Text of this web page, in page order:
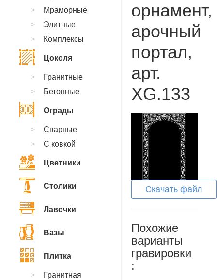
орнамент,
арочный
портал,
арт.
XG.133
Скачать файл
Похожие
варианты
гравировки
:
Мраморные
Элитные
Комплексы
Цоколя
Гранитные
Бетонные
Ограды
Сварные
С ковкой
Цветники
Столики
Лавочки
Вазы
Плитка
Гранитная